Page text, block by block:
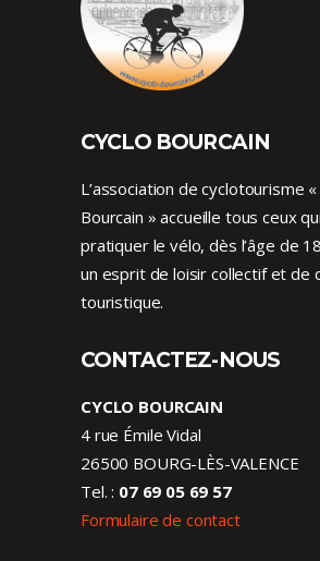
CYCLO BOURCAIN
L’association de cyclotourisme «
Bourcain » accueille tous ceux
pratiquer le vélo, dès l’âge de
un esprit de loisir collectif et de
touristique.
CONTACTEZ-NOUS
CYCLO BOURCAIN
4 rue Émile Vidal
26500 BOURG-LÈS-VALENCE
Tel. : 07 69 05 69 57
Formulaire de contact